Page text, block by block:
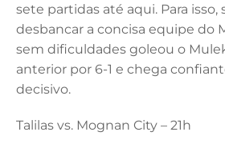
sete partidas até aqui. Para isso,
desbancar a concisa equipe do
sem dificuldades goleou o
anterior por 6-1 e chega
decisivo.
Talilas vs. Mognan City – 21h